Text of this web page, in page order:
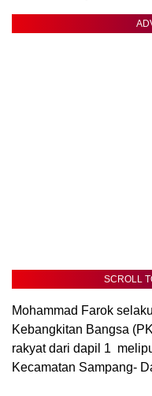
SCROLL
Mohammad Farok
Kebangkitan Bangsa
rakyat dari dapil 1
Kecamatan Sampang-